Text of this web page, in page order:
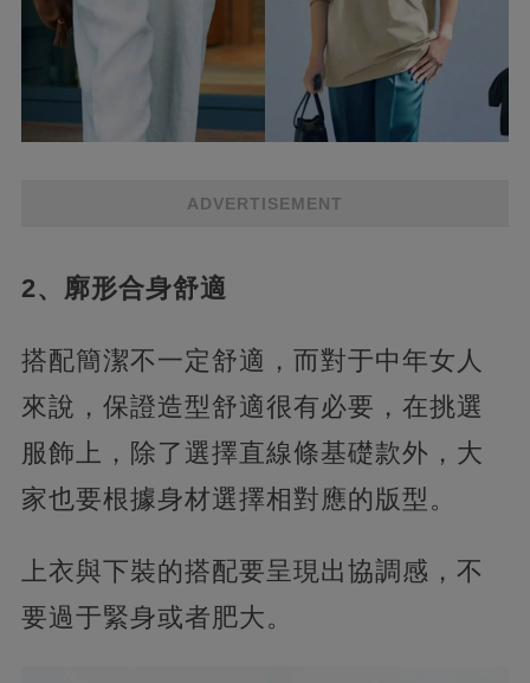
ADVERTISEMENT
2、廓形合身舒適
搭配簡潔不一定舒適，而對于中年女人
來說，保證造型舒適很有必要，在挑選
服飾上，除了選擇直線條基礎款外，大
家也要根據身材選擇相對應的版型。
上衣與下裝的搭配要呈現出協調感，不
要過于緊身或者肥大。